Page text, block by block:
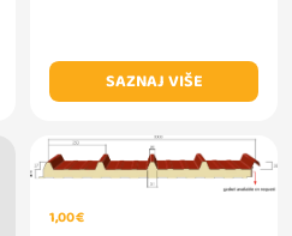
SAZNAJ VIŠE
1,00 €